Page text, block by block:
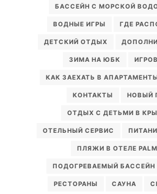
БАССЕЙН С МОРСКОЙ
ВОДНЫЕ ИГРЫ ГДЕ
ДЕТСКИЙ ОТДЫХ
ЗИМА НА ЮБК
КАК ЗАЕХАТЬ В
КОНТАКТЫ НОВЫЙ
ОТДЫХ С ДЕТЬМИ В
ОТЕЛЬНЫЙ СЕРВИС
ПЛЯЖИ В ОТЕЛЕ
ПОДОГРЕВАЕМЫЙ БАССЕЙН
РЕСТОРАНЫ САУНА